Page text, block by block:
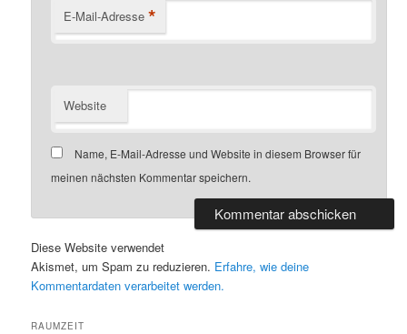
E-Mail-Adresse *
Website
Name, E-Mail-Adresse und Website in diesem Browser für
meinen nächsten Kommentar speichern.
Diese Website verwendet
Akismet, um Spam zu reduzieren. Erfahre, wie deine
Kommentardaten verarbeitet werden.
RAUMZEIT